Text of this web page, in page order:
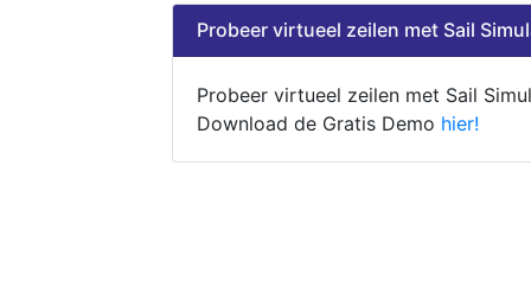
Probeer virtueel zeilen met Sail
Probeer virtueel zeilen met Sail
Download de Gratis Demo hier!